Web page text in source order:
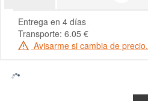
Entrega en 4 días
Transporte: 6.05 €
Avisarme si cambia de precio.